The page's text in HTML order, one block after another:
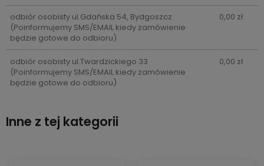
odbiór osobisty ul.Gdańska 54, Bydgoszcz
(Poinformujemy SMS/EMAIL kiedy zamówienie
będzie gotowe do odbioru)
0,00 zł
odbiór osobisty ul.Twardzickiego 33
(Poinformujemy SMS/EMAIL kiedy zamówienie
będzie gotowe do odbioru)
0,00 zł
Inne z tej kategorii